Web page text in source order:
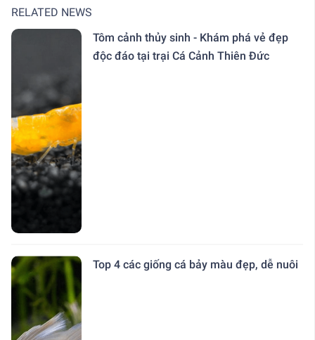
RELATED NEWS
Tôm cảnh thủy sinh - Khám phá vẻ đẹp
độc đáo tại trại Cá Cảnh Thiên Đức
Top 4 các giống cá bảy màu đẹp, dễ nuôi